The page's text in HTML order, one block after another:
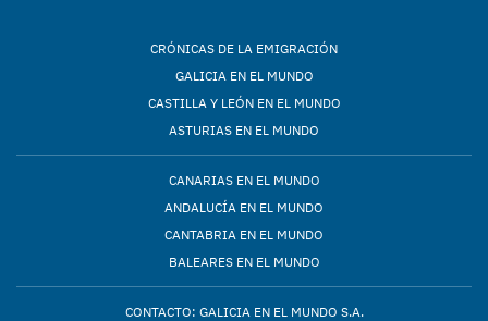
CRÓNICAS DE LA EMIGRACIÓN
GALICIA EN EL MUNDO
CASTILLA Y LEÓN EN EL MUNDO
ASTURIAS EN EL MUNDO
CANARIAS EN EL MUNDO
ANDALUCÍA EN EL MUNDO
CANTABRIA EN EL MUNDO
BALEARES EN EL MUNDO
CONTACTO: GALICIA EN EL MUNDO S.A.